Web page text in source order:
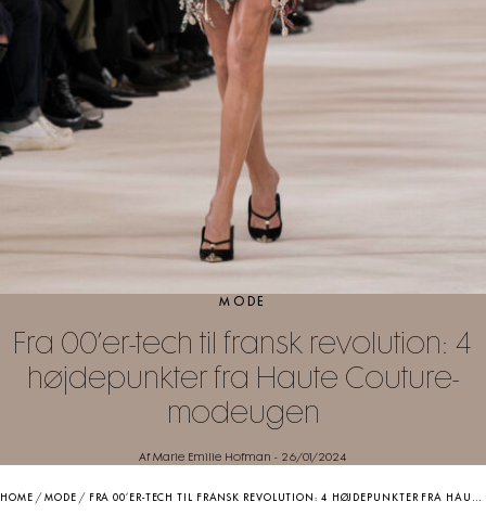
MODE
Fra 00’er-tech til fransk revolution: 4
højdepunkter fra Haute Couture-
modeugen
Af Marie Emilie Hofman - 26/01/2024
HOME /MODE / FRA 00’ER-TECH TIL FRANSK REVOLUTION: 4 HØJDEPUNKTER FRA HAUTE COUTURE-MODEUGEN